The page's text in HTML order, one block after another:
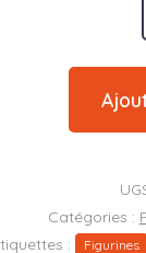
Catégories :
:
Figurines